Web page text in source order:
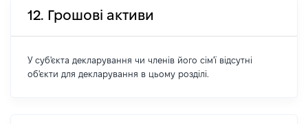
12. Грошові активи
У суб'єкта декларування чи членів його сім'ї відсутні
об'єкти для декларування в цьому розділі.